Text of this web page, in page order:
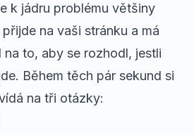
k jádru problému většiny
na vaši stránku a má
na to, aby se rozhodl, jestli
Během těch pár sekund si
na tři otázky: